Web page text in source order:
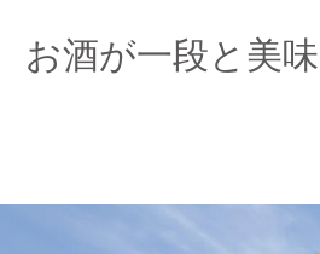
お酒が一段と美